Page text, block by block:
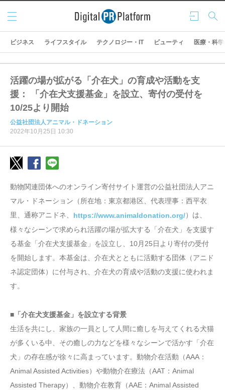
ログ
イン
検索
メニ
ュー
ビジネス ライフスタイル テクノロジー・IT ビューティ 医療・科学
活躍の場が拡がる「介在犬」の育成や活動を支
援： 「介在犬支援基金」を設立、寄付の受付を
10/25より開始
公益社団法人アニマル・ドネーション
2022年10月25日 10:30
動物関連団体へのオンライン寄付サイト運営の公益社団法人アニ
マル・ドネーション（所在地：東京都港区、代表理事：西平衣
里、通称アニドネ、 https://www.animaldonation.org/）は、
様々なシーンで求められ活躍の場が拡大する「介在犬」を支援す
る基金「介在犬支援基金」を設立し、10月25日より寄付の受付
を開始します。本基金は、介在犬とともに活動する団体（アニド
ネ認定団体）に付与され、介在犬の育成や活動の支援に使われま
す。
■「介在犬支援基金」を設立する背景
生活を共にし、家族の一員として人間に癒しを与えてくれる犬猫
が多くいる中、その癒しの力などを様々なシーンで活かす「介在
犬」の存在感が徐々に高まっています。動物介在活動（AAA：
Animal Assisted Activities）や動物介在療法（AAT：Animal
Assisted Therapy）、動物介在教育（AAE：Animal Assisted